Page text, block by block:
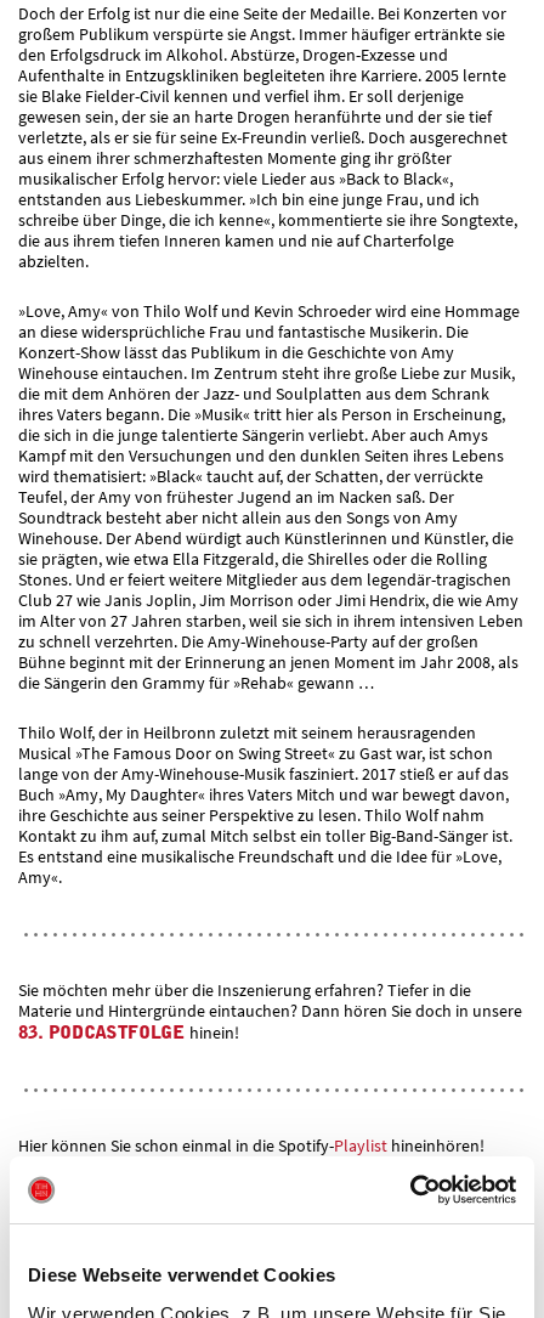
Diese Webseite verwendet Cookies
Wir verwenden Cookies, z.B. um unsere Website für Sie
Doch der Erfolg ist nur die eine Seite der Medaille. Bei Konzerten vor
großem Publikum verspürte sie Angst. Immer häufiger ertränkte sie
den Erfolgsdruck im Alkohol. Abstürze, Drogen-Exzesse und
Aufenthalte in Entzugskliniken begleiteten ihre Karriere. 2005 lernte
sie Blake Fielder-Civil kennen und verfiel ihm. Er soll derjenige
gewesen sein, der sie an harte Drogen heranführte und der sie tief
verletzte, als er sie für seine Ex-Freundin verließ. Doch ausgerechnet
aus einem ihrer schmerzhaftesten Momente ging ihr größter
musikalischer Erfolg hervor: viele Lieder aus »Back to Black«,
entstanden aus Liebeskummer. »Ich bin eine junge Frau, und ich
schreibe über Dinge, die ich kenne«, kommentierte sie ihre Songtexte,
die aus ihrem tiefen Inneren kamen und nie auf Charterfolge
abzielten.
»Love, Amy« von Thilo Wolf und Kevin Schroeder wird eine Hommage
an diese widersprüchliche Frau und fantastische Musikerin. Die
Konzert-Show lässt das Publikum in die Geschichte von Amy
Winehouse eintauchen. Im Zentrum steht ihre große Liebe zur Musik,
die mit dem Anhören der Jazz- und Soulplatten aus dem Schrank
ihres Vaters begann. Die »Musik« tritt hier als Person in Erscheinung,
die sich in die junge talentierte Sängerin verliebt. Aber auch Amys
Kampf mit den Versuchungen und den dunklen Seiten ihres Lebens
wird thematisiert: »Black« taucht auf, der Schatten, der verrückte
Teufel, der Amy von frühester Jugend an im Nacken saß. Der
Soundtrack besteht aber nicht allein aus den Songs von Amy
Winehouse. Der Abend würdigt auch Künstlerinnen und Künstler, die
sie prägten, wie etwa Ella Fitzgerald, die Shirelles oder die Rolling
Stones. Und er feiert weitere Mitglieder aus dem legendär-tragischen
Club 27 wie Janis Joplin, Jim Morrison oder Jimi Hendrix, die wie Amy
im Alter von 27 Jahren starben, weil sie sich in ihrem intensiven Leben
zu schnell verzehrten. Die Amy-Winehouse-Party auf der großen
Bühne beginnt mit der Erinnerung an jenen Moment im Jahr 2008, als
die Sängerin den Grammy für »Rehab« gewann …
Thilo Wolf, der in Heilbronn zuletzt mit seinem herausragenden
Musical »The Famous Door on Swing Street« zu Gast war, ist schon
lange von der Amy-Winehouse-Musik fasziniert. 2017 stieß er auf das
Buch »Amy, My Daughter« ihres Vaters Mitch und war bewegt davon,
ihre Geschichte aus seiner Perspektive zu lesen. Thilo Wolf nahm
Kontakt zu ihm auf, zumal Mitch selbst ein toller Big-Band-Sänger ist.
Es entstand eine musikalische Freundschaft und die Idee für »Love,
Amy«.
Sie möchten mehr über die Inszenierung erfahren? Tiefer in die
Materie und Hintergründe eintauchen? Dann hören Sie doch in unsere
83. PODCASTFOLGE hinein!
Hier können Sie schon einmal in die Spotify-Playlist hineinhören!